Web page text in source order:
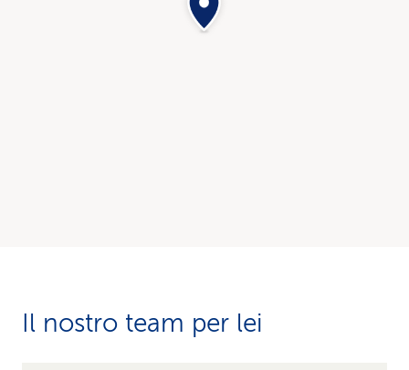
Il nostro team per lei